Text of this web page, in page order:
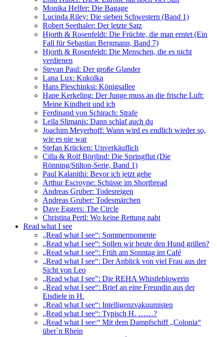
Monika Helfer: Die Bagage
Lucinda Riley: Die sieben Schwestern (Band 1)
Robert Seethaler: Der letzte Satz
Hjorth & Rosenfeldt: Die Früchte, die man erntet (Ein
Fall für Sebastian Bergmann, Band 7)
Hjorth & Rosenfeldt: Die Menschen, die es nicht
verdienen
Stevan Paul: Der große Glander
Lana Lux: Kukolka
Hans Pleschinksi: Königsallee
Hape Kerkeling: Der Junge muss an die frische Luft:
Meine Kindheit und ich
Ferdinand von Schirach: Strafe
Leïla Slimanis: Dann schlaf auch du
Joachim Meyerhoff: Wann wird es endlich wieder so,
wie es nie war
Stefan Krücken: Unverkäuflich
Cilla & Rolf Börjlind: Die Springflut (Die
Rönning/Stilton-Serie, Band 1)
Paul Kalanithi: Bevor ich jetzt gehe
Arthur Escroyne: Schüsse im Shortbread
Andreas Gruber: Todesreigen
Andreas Gruber: Todesmärchen
Dave Eggers: The Circle
Christina Pertl: Wo keine Rettung naht
Read what I see
„Read what I see“: Sommermomente
„Read what I see“: Sollen wir heute den Hund grillen?
„Read what I see“: Früh am Sonntag im Café
„Read what I see“: Der Anblick von viel Frau aus der
Sicht von Leo
„Read what I see”: Die REHA Whistleblowerin
„Read what I see“: Brief an eine Freundin aus der
Eisdiele in H.
„Read what I see“: Intelligenzvakuumisten
„Read what I see“: Typisch H. ……?
„Read what I see:“ Mit dem Dampfschiff „Colonia“
über`n Rhein